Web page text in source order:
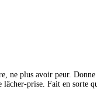
ne plus avoir peur.
prise. Fait en sorte